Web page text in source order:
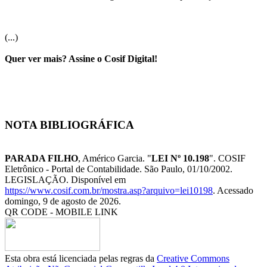
(...)
Quer ver mais? Assine o Cosif Digital!
NOTA BIBLIOGRÁFICA
PARADA FILHO, Américo Garcia. "LEI Nº 10.198". COSIF
Eletrônico - Portal de Contabilidade. São Paulo, 01/10/2002.
LEGISLAÇÃO. Disponível em
https://www.cosif.com.br/mostra.asp?arquivo=lei10198. Acessado
domingo, 9 de agosto de 2026.
QR CODE - MOBILE LINK
Esta obra está licenciada pelas regras da Creative Commons